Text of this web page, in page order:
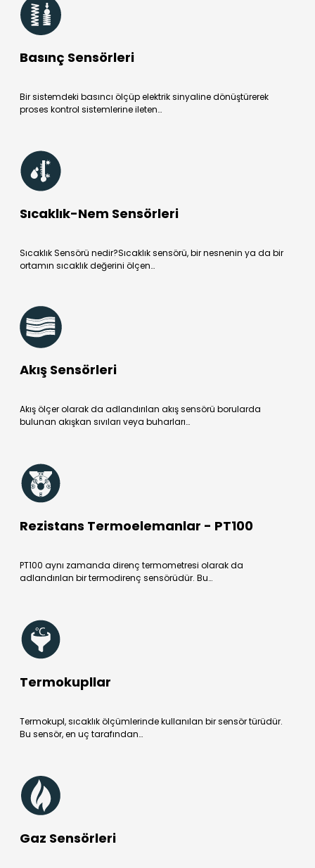
Basınç Sensörleri
Bir sistemdeki basıncı ölçüp elektrik sinyaline dönüştürerek
proses kontrol sistemlerine ileten…
Sıcaklık-Nem Sensörleri
Sıcaklık Sensörü nedir?Sıcaklık sensörü, bir nesnenin ya da bir
ortamın sıcaklık değerini ölçen…
Akış Sensörleri
Akış ölçer olarak da adlandırılan akış sensörü borularda
bulunan akışkan sıvıları veya buharları…
Rezistans Termoelemanlar - PT100
PT100 aynı zamanda direnç termometresi olarak da
adlandırılan bir termodirenç sensörüdür. Bu…
Termokupllar
Termokupl, sıcaklık ölçümlerinde kullanılan bir sensör türüdür.
Bu sensör, en uç tarafından…
Gaz Sensörleri